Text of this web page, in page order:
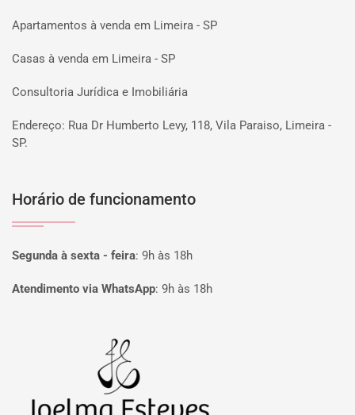
Apartamentos à venda em Limeira - SP
Casas à venda em Limeira - SP
Consultoria Jurídica e Imobiliária
Endereço: Rua Dr Humberto Levy, 118, Vila Paraiso, Limeira -
SP.
Horário de funcionamento
Segunda à sexta - feira: 9h às 18h
Atendimento via WhatsApp: 9h às 18h